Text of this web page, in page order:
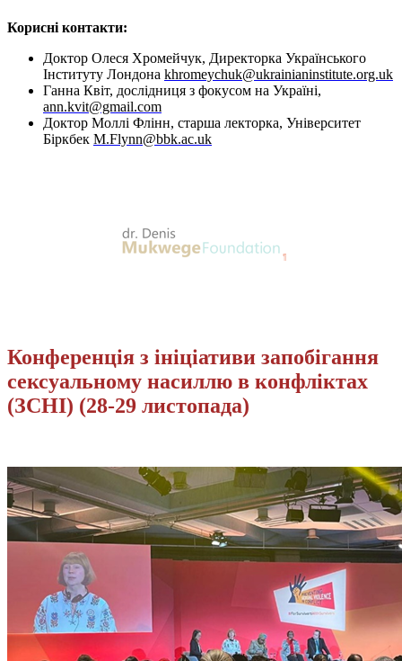
Корисні контакти:
Доктор Олеся Хромейчук, Директорка Українського
Інституту Лондона khromeychuk@ukrainianinstitute.org.uk
Ганна Квіт, дослідниця з фокусом на Україні,
ann.kvit@gmail.com
Доктор Моллі Флінн, старша лекторка, Університет
Біркбек M.Flynn@bbk.ac.uk
Конференція з ініціативи запобігання
сексуальному насиллю в конфліктах
(ЗСНІ) (28-29 листопада)